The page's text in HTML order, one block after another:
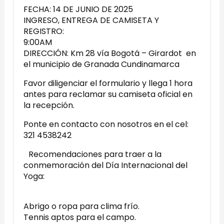
FECHA: 14 DE JUNIO DE 2025
INGRESO, ENTREGA DE CAMISETA Y
REGISTRO:
9:00AM
DIRECCIÓN: Km 28 vía Bogotá – Girardot en
el municipio de Granada Cundinamarca
Favor diligenciar el formulario y llega 1 hora
antes para reclamar su camiseta oficial en
la recepción.
Ponte en contacto con nosotros en el cel:
321 4538242
Recomendaciones para traer a la
conmemoración del Día Internacional del
Yoga:
Abrigo o ropa para clima frío.
Tennis aptos para el campo.